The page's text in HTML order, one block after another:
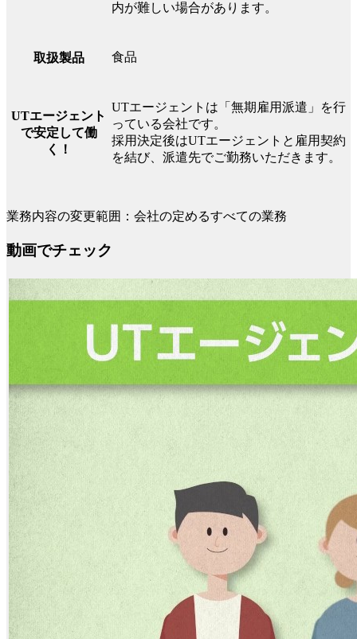
内が難しい場合があります。
取扱製品 食品
UTエージェント
で安定して働
く！
UTエージェントは「無期雇用派遣」を行
っている会社です。
採用決定後はUTエージェントと雇用契約
を結び、派遣先でご勤務いただきます。
業務内容の変更範囲：会社の定めるすべての業務
動画でチェック